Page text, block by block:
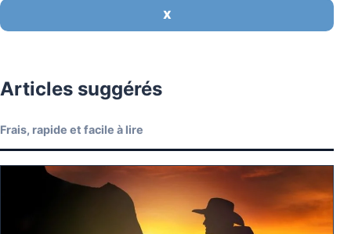
X
Articles suggérés
Frais, rapide et facile à lire